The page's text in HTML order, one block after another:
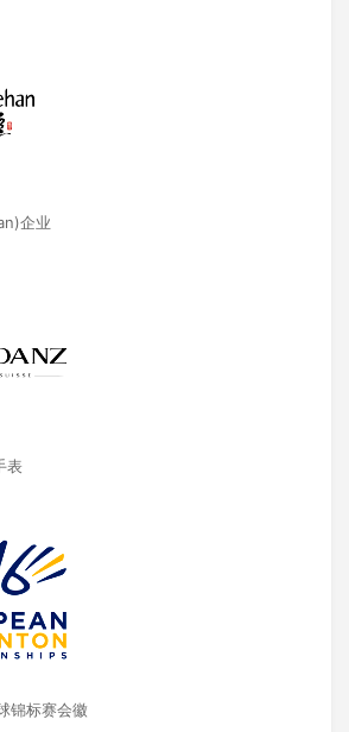
企业
表
锦标赛会徽